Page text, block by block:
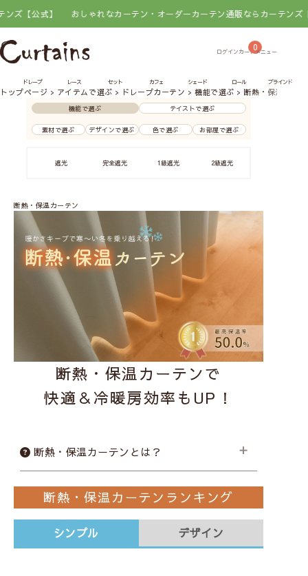
おしゃれなカーテン・オーダーカーテン通販ならカーテンズ【公式】 お
0
ドレープ レース セット カフェ シェード ロール ブラインド
トップページ アイテムで選ぶ ドレープカーテン 機能で選ぶ 断熱・保温カー
機能で選ぶ テイストで選ぶ
素材で選ぶ デザインで選ぶ 色で選ぶ お部屋で選ぶ
遮光 完全遮光 1級遮光 2級遮光
断熱・保温カーテン
断熱・保温カーテンで
快適＆冷暖房効率もUP！
断熱・保温カーテンとは？
特殊な加工した生地や織りで保温・断熱を実現したカーテンのことを指しま
す。
外からの冷気が入り込むのを防ぎ、室内の温かい空気を逃しません。
また暖房効率だけでなく冷房効率もアップするので、
断熱・保温カーテン ランキング
シンプル デザイン